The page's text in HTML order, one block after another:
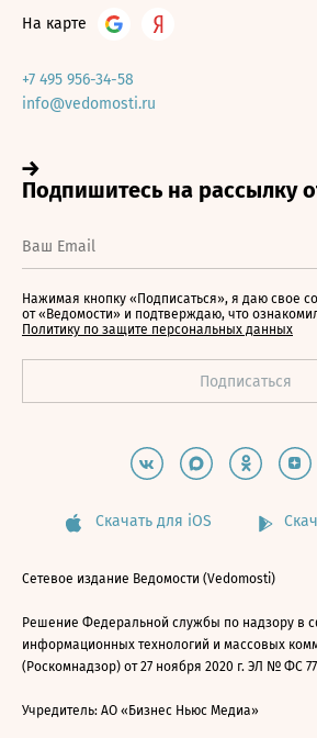
На карте
+7 495 956-34-58
info@vedomosti.ru
Нажимая кнопку «Подписаться», я даю свое
от «Ведомости» и подтверждаю, что
Политику по защите персональных данных
Скачать для iOS
Сетевое издание Ведомости (Vedomosti)
Решение Федеральной службы по надзору в
информационных технологий и массовых
(Роскомнадзор) от 27 ноября 2020 г. ЭЛ № ФС
Учредитель: АО «Бизнес Ньюс Медиа»